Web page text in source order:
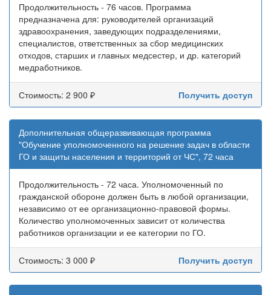
Продолжительность - 76 часов. Программа
предназначена для: руководителей организаций
здравоохранения, заведующих подразделениями,
специалистов, ответственных за сбор медицинских
отходов, старших и главных медсестер, и др. категорий
медработников.
Стоимость: 2 900 ₽ Получить доступ
Дополнительная общеразвивающая программа
"Обучение уполномоченного на решение задач в области
ГО и защиты населения и территорий от ЧС", 72 часа
Продолжительность - 72 часа. Уполномоченный по
гражданской обороне должен быть в любой организации,
независимо от ее организационно-правовой формы.
Количество уполномоченных зависит от количества
работников организации и ее категории по ГО.
Стоимость: 3 000 ₽ Получить доступ